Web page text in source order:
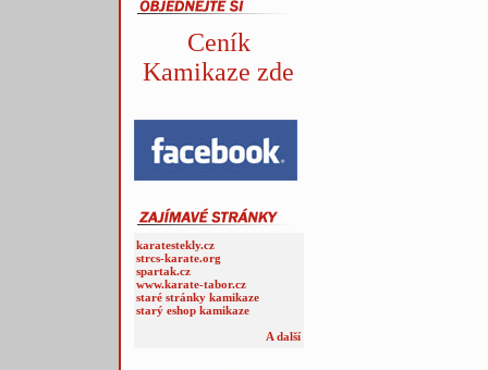
Ceník
Kamikaze zde
karatestekly.cz
strcs-karate.org
spartak.cz
www.karate-tabor.cz
staré stránky kamikaze
starý eshop kamikaze
A další